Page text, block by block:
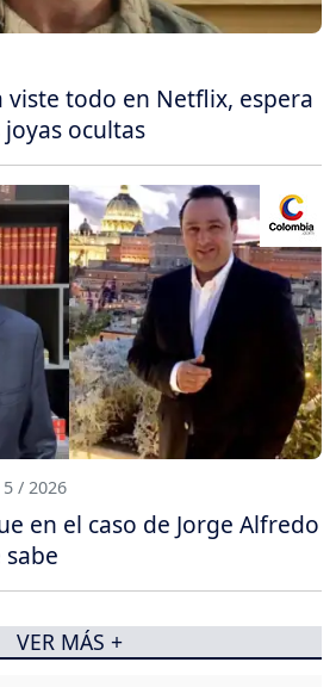
viste todo en Netflix, espera
ocultas
/ 2026
en el caso de Jorge Alfredo
VER MÁS +